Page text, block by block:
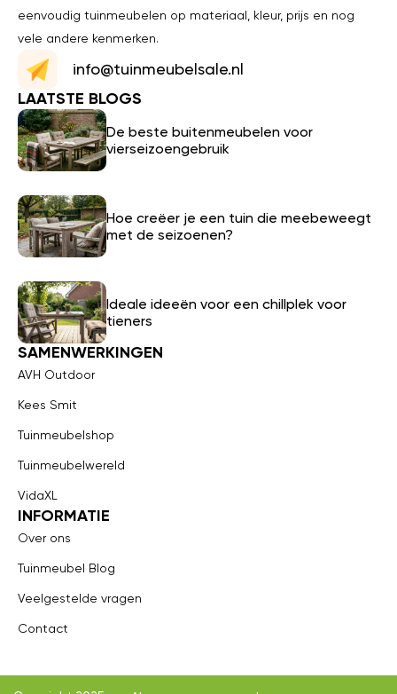
eenvoudig tuinmeubelen op materiaal, kleur, prijs en nog
vele andere kenmerken.
info@tuinmeubelsale.nl
LAATSTE BLOGS
De beste buitenmeubelen voor
vierseizoengebruik
Hoe creëer je een tuin die meebeweegt
met de seizoenen?
Ideale ideeën voor een chillplek voor
tieners
SAMENWERKINGEN
AVH Outdoor
Kees Smit
Tuinmeubelshop
Tuinmeubelwereld
VidaXL
INFORMATIE
Over ons
Tuinmeubel Blog
Veelgestelde vragen
Contact